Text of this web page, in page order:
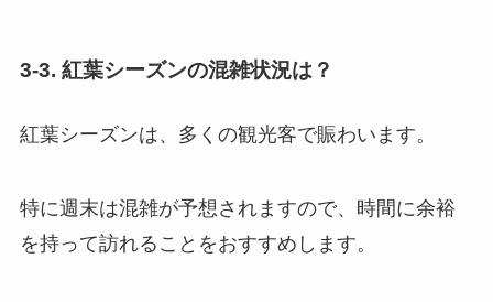
3-3. 紅葉シーズンの混雑状況は？
紅葉シーズンは、多くの観光客で賑わいます。
特に週末は混雑が予想されますので、時間に余裕
を持って訪れることをおすすめします。